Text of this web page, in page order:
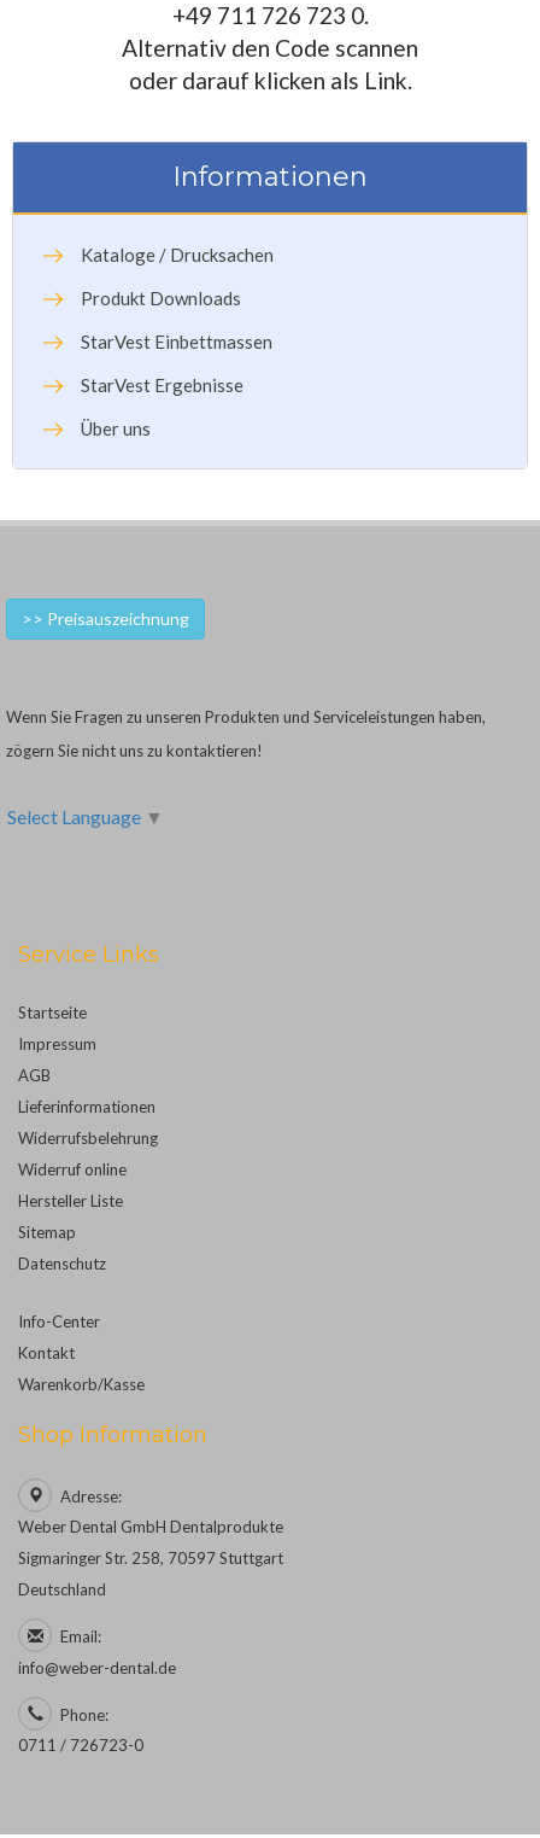
+49 711 726 723 0.
Alternativ den Code scannen
oder darauf klicken als Link.
Informationen
Kataloge / Drucksachen
Produkt Downloads
StarVest Einbettmassen
StarVest Ergebnisse
Über uns
>> Preisauszeichnung
Wenn Sie Fragen zu unseren Produkten und Serviceleistungen haben,
zögern Sie nicht uns zu kontaktieren!
Select Language ▼
Service Links
Startseite
Impressum
AGB
Lieferinformationen
Widerrufsbelehrung
Widerruf online
Hersteller Liste
Sitemap
Datenschutz
Info-Center
Kontakt
Warenkorb/Kasse
Shop Information
Adresse:
Weber Dental GmbH Dentalprodukte
Sigmaringer Str. 258, 70597 Stuttgart
Deutschland
Email:
info@weber-dental.de
Phone:
0711 / 726723-0